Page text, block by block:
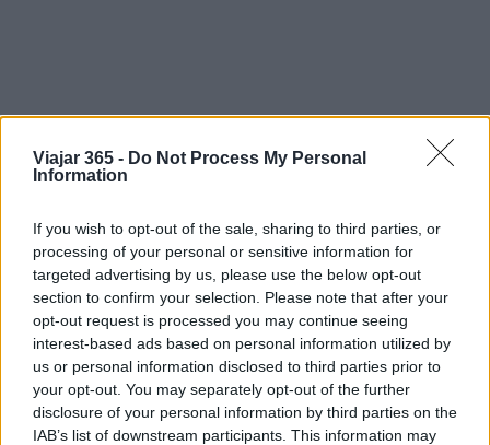
Viajar 365 - Do Not Process My Personal
Information
If you wish to opt-out of the sale, sharing to third parties, or
processing of your personal or sensitive information for
targeted advertising by us, please use the below opt-out
section to confirm your selection. Please note that after your
opt-out request is processed you may continue seeing
interest-based ads based on personal information utilized by
us or personal information disclosed to third parties prior to
your opt-out. You may separately opt-out of the further
disclosure of your personal information by third parties on the
IAB’s list of downstream participants. This information may
AUTOR
Staff